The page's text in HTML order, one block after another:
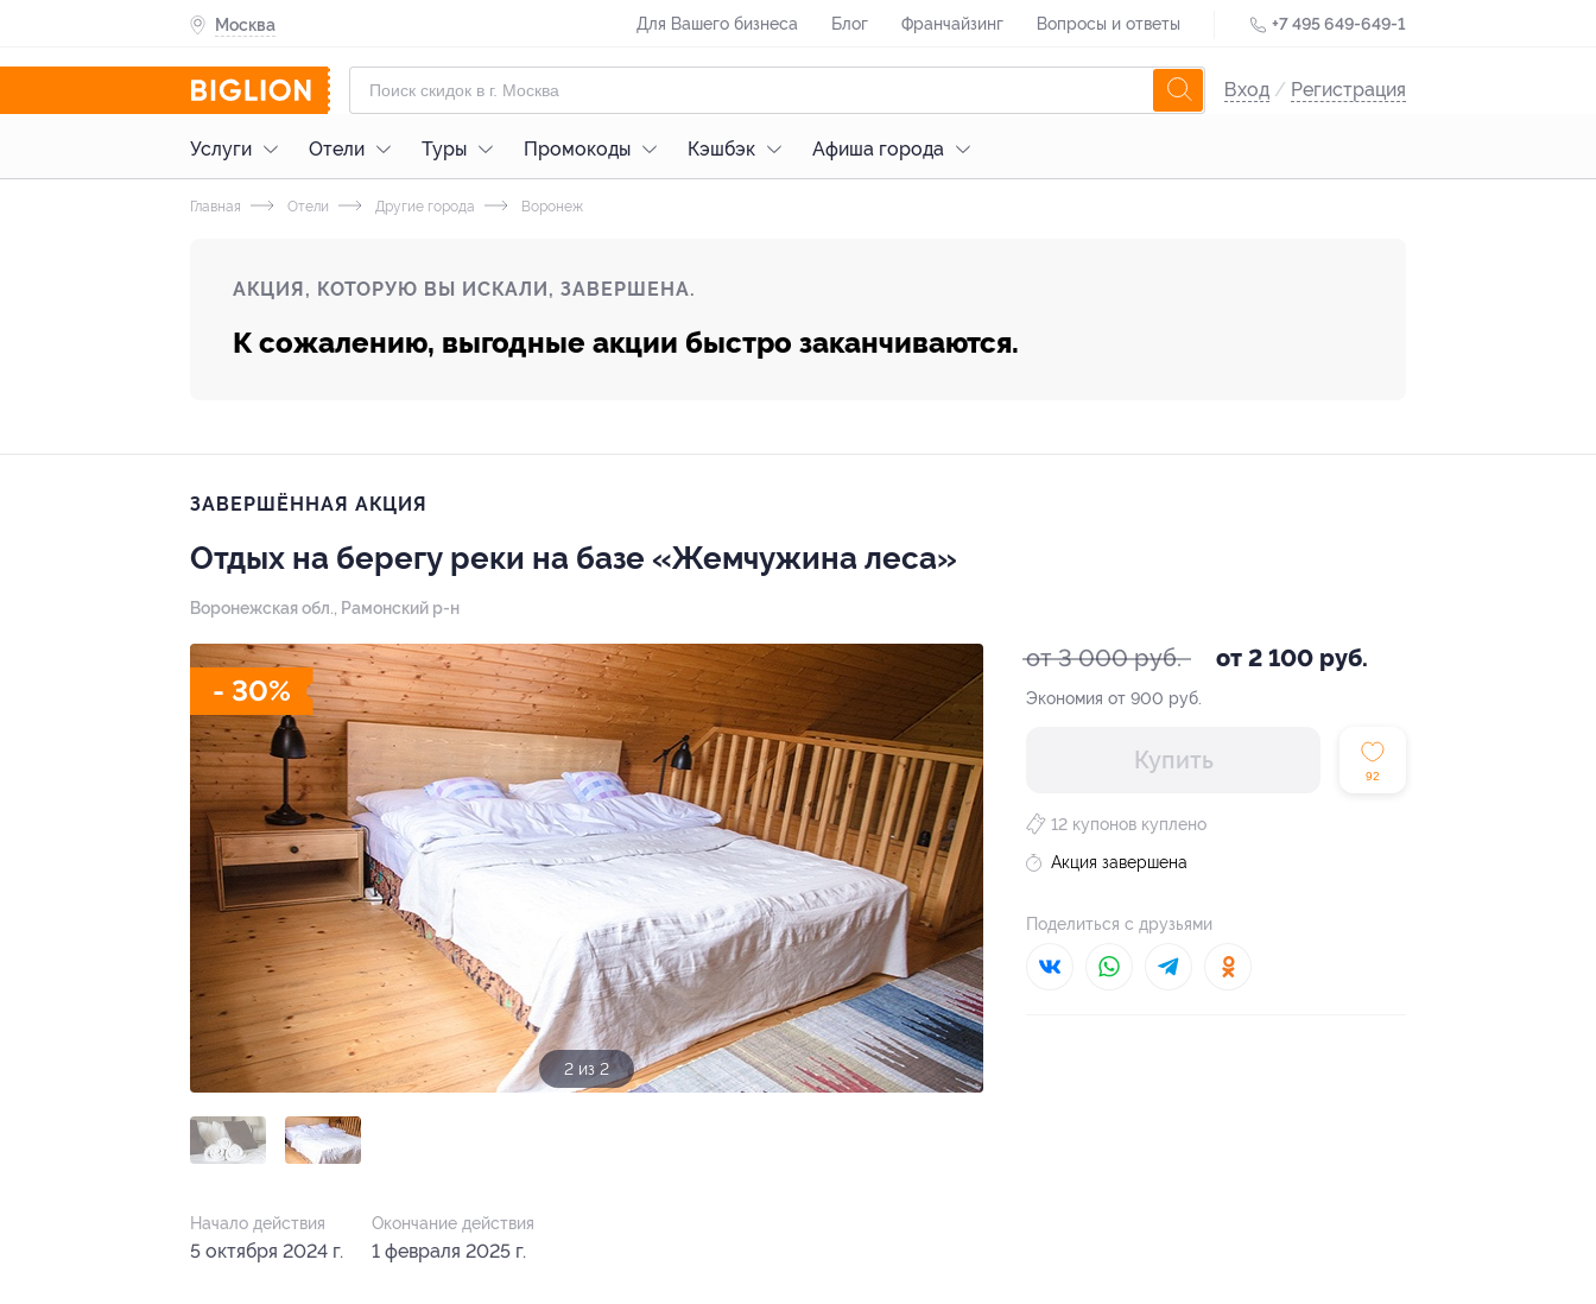
Москва Для Вашего бизнеса Блог Франчайзинг Вопросы и ответы +7 495 649-649-1
Вход / Регистрация
Услуги Отели Туры Промокоды Кэшбэк Афиша города
Главная Отели Другие города Воронеж
АКЦИЯ, КОТОРУЮ ВЫ ИСКАЛИ, ЗАВЕРШЕНА.
К сожалению, выгодные акции быстро заканчиваются.
ЗАВЕРШЁННАЯ АКЦИЯ
Отдых на берегу реки на базе «Жемчужина леса»
Воронежская обл., Рамонский р-н
- 30%
1 из 2
от 3 000 руб. от 2 100 руб.
Экономия от 900 руб.
Купить
92
12 купонов куплено
Акция завершена
Поделиться с друзьями
Начало действия
5 октября 2024 г.
Окончание действия
1 февраля 2025 г.